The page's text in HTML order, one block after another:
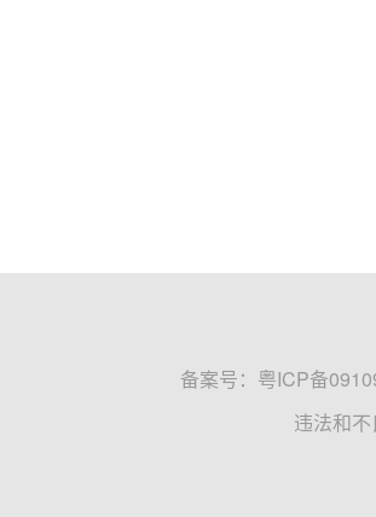
备案号： 粤ICP备
违法和